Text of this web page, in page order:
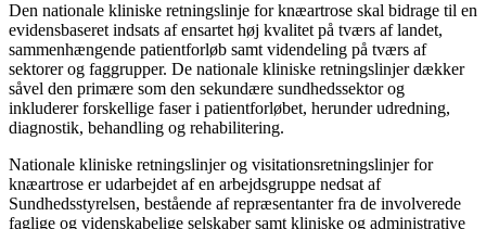
Den nationale kliniske retningslinje for knæartrose skal bidrage til en
evidensbaseret indsats af ensartet høj kvalitet på tværs af landet,
sammenhængende patientforløb samt videndeling på tværs af
sektorer og faggrupper. De nationale kliniske retningslinjer dækker
såvel den primære som den sekundære sundhedssektor og
inkluderer forskellige faser i patientforløbet, herunder udredning,
diagnostik, behandling og rehabilitering.
Nationale kliniske retningslinjer og visitationsretningslinjer for
knæartrose er udarbejdet af en arbejdsgruppe nedsat af
Sundhedsstyrelsen, bestående af repræsentanter fra de involverede
faglige og videnskabelige selskaber samt kliniske og administrative